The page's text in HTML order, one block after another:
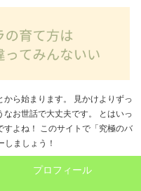
ら始まります。 見かけよりずっ
お世話で大丈夫です。 とはいっ
よね！ このサイトで「究極のバ
しましょう！
プロフィール